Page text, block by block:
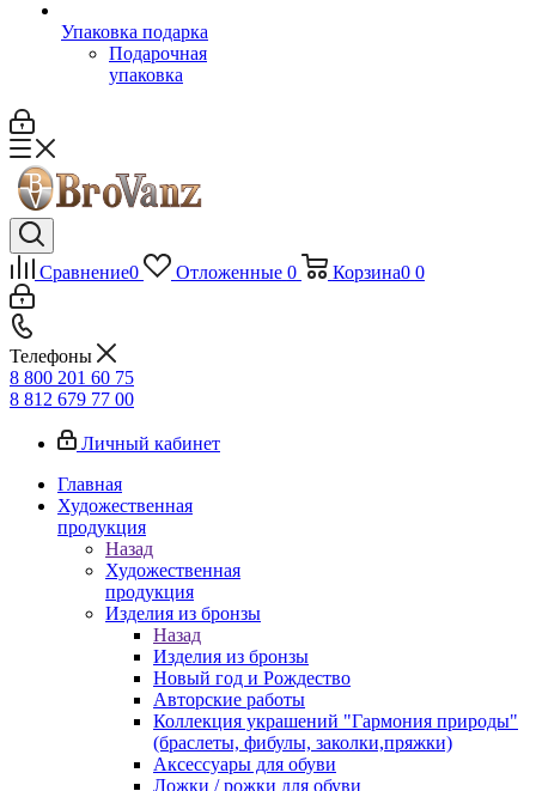
Упаковка подарка
Подарочная
упаковка
Сравнение0 Отложенные 0 Корзина0 0
Телефоны
8 800 201 60 75
8 812 679 77 00
Личный кабинет
Главная
Художественная
продукция
Назад
Художественная
продукция
Изделия из бронзы
Назад
Изделия из бронзы
Новый год и Рождество
Авторские работы
Коллекция украшений "Гармония природы"
(браслеты, фибулы, заколки,пряжки)
Аксессуары для обуви
Ложки / рожки для обуви